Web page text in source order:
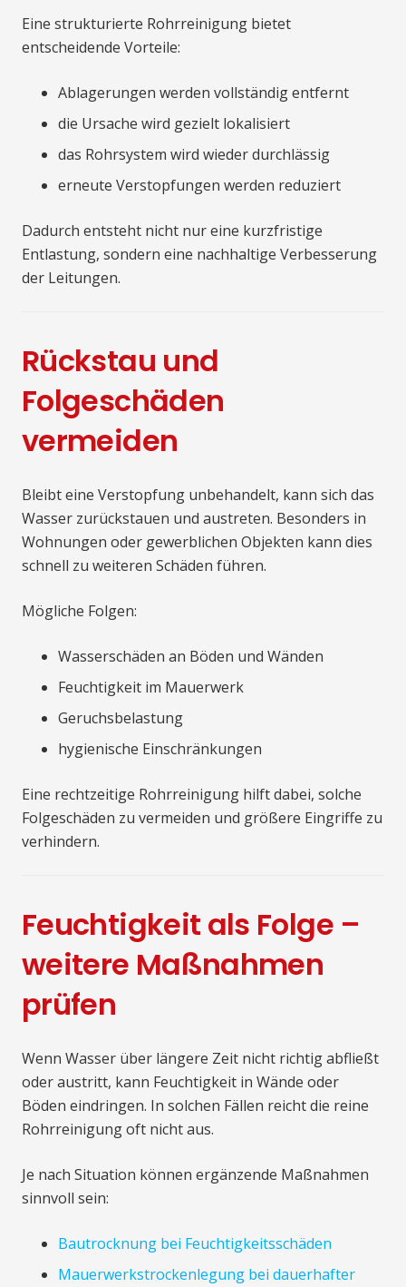
Eine strukturierte Rohrreinigung bietet
entscheidende Vorteile:
Ablagerungen werden vollständig entfernt
die Ursache wird gezielt lokalisiert
das Rohrsystem wird wieder durchlässig
erneute Verstopfungen werden reduziert
Dadurch entsteht nicht nur eine kurzfristige
Entlastung, sondern eine nachhaltige Verbesserung
der Leitungen.
Rückstau und
Folgeschäden
vermeiden
Bleibt eine Verstopfung unbehandelt, kann sich das
Wasser zurückstauen und austreten. Besonders in
Wohnungen oder gewerblichen Objekten kann dies
schnell zu weiteren Schäden führen.
Mögliche Folgen:
Wasserschäden an Böden und Wänden
Feuchtigkeit im Mauerwerk
Geruchsbelastung
hygienische Einschränkungen
Eine rechtzeitige Rohrreinigung hilft dabei, solche
Folgeschäden zu vermeiden und größere Eingriffe zu
verhindern.
Feuchtigkeit als Folge –
weitere Maßnahmen
prüfen
Wenn Wasser über längere Zeit nicht richtig abfließt
oder austritt, kann Feuchtigkeit in Wände oder
Böden eindringen. In solchen Fällen reicht die reine
Rohrreinigung oft nicht aus.
Je nach Situation können ergänzende Maßnahmen
sinnvoll sein:
Bautrocknung bei Feuchtigkeitsschäden
Mauerwerkstrockenlegung bei dauerhafter